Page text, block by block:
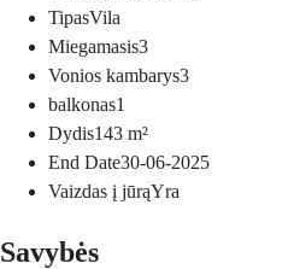
TipasVila
Miegamasis3
Vonios kambarys3
balkonas1
Dydis143 m²
End Date30-06-2025
Vaizdas į jūrąYra
Savybės